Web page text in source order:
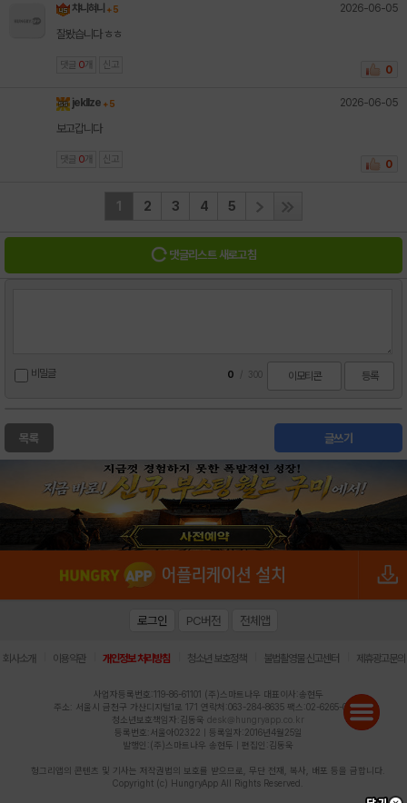
챠니혀니 + 5 2026-06-05
잘봤습니다 ㅎㅎ
댓글 0 개 신고 0
jekllze + 5 2026-06-05
보고갑니다
댓글 0 개 신고 0
1 2 3 4 5
댓글리스트 새로고침
비밀글 0 300 이모티콘 등록
글쓰기
목록
로그인 PC버전 전체앱
회사소개 이용약관 개인정보 처리방침 청소년 보호정책 불법촬영물 신고센터 제휴광고문의
사업자등록번호:119-86-61101 (주)스마트나우 대표이사:송현두
주소: 서울시 금천구 가산디지털1로 171 연락처:063-284-8635 팩스:02-6265-0377
청소년보호책임자:김동욱 desk@hungryapp.co.kr
등록번호:서울아02322 | 등록일자:2016년4월25일
발행인:(주)스마트나우 송현두 | 편집인:김동욱
헝그리앱의 콘텐츠 및 기사는 저작권법의 보호를 받으므로, 무단 전재, 복사, 배포 등을 금합니다.
Copyright (c) HungryApp All Rights Reserved.